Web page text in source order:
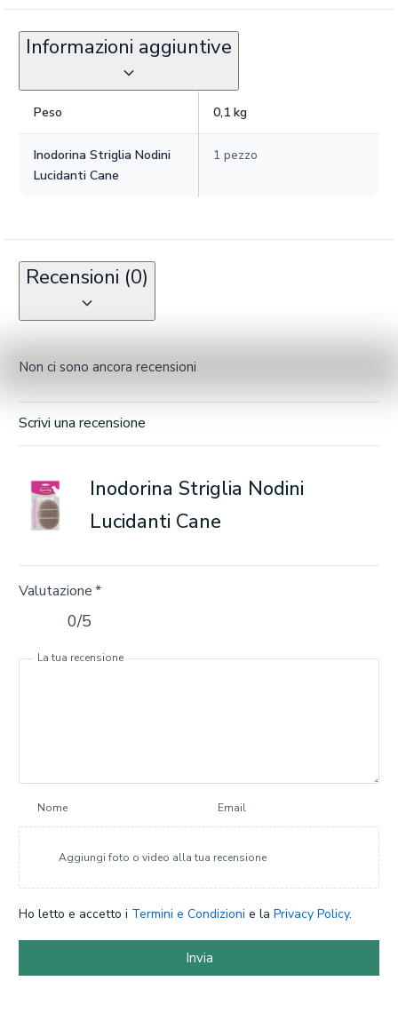
Informazioni aggiuntive
Peso 0,1 kg
Inodorina Striglia Nodini
Lucidanti Cane
1 pezzo
Recensioni (0)
Non ci sono ancora recensioni
Scrivi una recensione
Inodorina Striglia Nodini
Lucidanti Cane
Valutazione*
0/5
La tua recensione
Nome Email
Aggiungi foto o video alla tua recensione
Ho letto e accetto i Termini e Condizioni e la Privacy Policy.
Invia